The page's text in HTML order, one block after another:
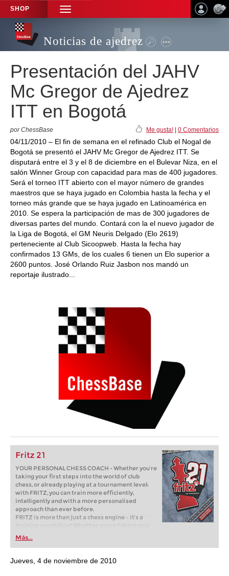
SHOP
TOGGLE
NAVIGATION
Noticias de ajedrez
Presentación del JAHV
Mc Gregor de Ajedrez
ITT en Bogotá
por ChessBase Me gusta! 0 Comentarios
04/11/2010 – El fin de semana en el refinado Club el Nogal de
Bogotá se presentó el JAHV Mc Gregor de Ajedrez ITT. Se
disputará entre el 3 y el 8 de diciembre en el Bulevar Niza, en el
salón Winner Group con capacidad para mas de 400 jugadores.
Será el torneo ITT abierto con el mayor número de grandes
maestros que se haya jugado en Colombia hasta la fecha y el
torneo más grande que se haya jugado en Latinoamérica en
2010. Se espera la participación de mas de 300 jugadores de
diversas partes del mundo. Contará con la el nuevo jugador de
la Liga de Bogotá, el GM Neuris Delgado (Elo 2619)
perteneciente al Club Sicoopweb. Hasta la fecha hay
confirmados 13 GMs, de los cuales 6 tienen un Elo superior a
2600 puntos. José Orlando Ruiz Jasbon nos mandó un
reportaje ilustrado...
Fritz 21
YOUR PERSONAL CHESS COACH - Whether you’re
taking your first steps into the world of club
chess, or already playing at a tournament level:
with FRITZ, you can train more efficiently,
intelligently and with a more personalised
approach than ever before.
FRITZ is more than just a chess engine – it’s a
training revolution! Whether you’re taking your
first steps into the world of club chess, or already
playing at a tournament level: with FRITZ, you can
train more efficiently, intelligently and with a
more personalised approach than ever before.
Más...
Jueves, 4 de noviembre de 2010